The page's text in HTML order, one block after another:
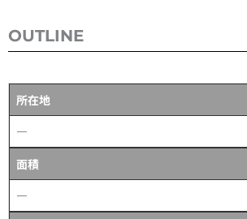
OUTLINE
所在地
―
面積
―